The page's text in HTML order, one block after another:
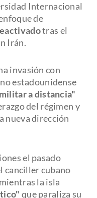
Internacional
de
tras el
Irán.
invasión con
estadounidense
a distancia"
del régimen y
nueva dirección
el pasado
canciller cubano
mientras la isla
que paraliza su